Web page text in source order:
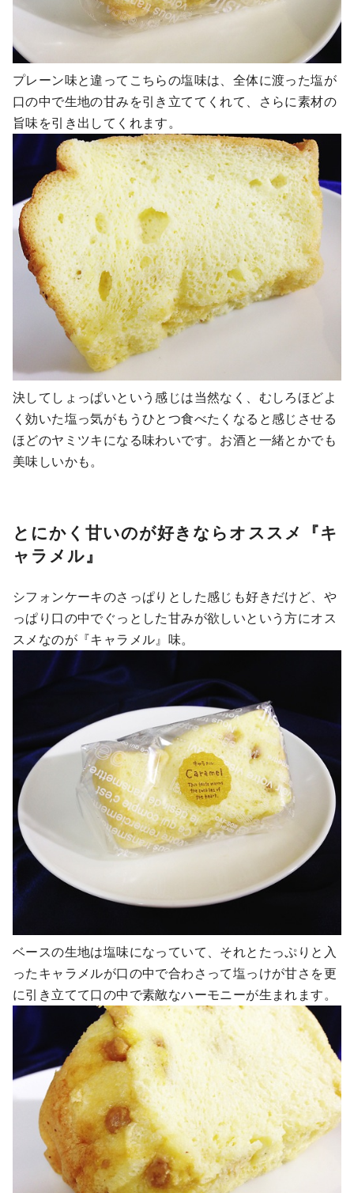
プレーン味と違ってこちらの塩味は、全体に渡った塩が
口の中で生地の甘みを引き立ててくれて、さらに素材の
旨味を引き出してくれます。
決してしょっぱいという感じは当然なく、むしろほどよ
く効いた塩っ気がもうひとつ食べたくなると感じさせる
ほどのヤミツキになる味わいです。お酒と一緒とかでも
美味しいかも。
とにかく甘いのが好きならオススメ『キ
ャラメル』
シフォンケーキのさっぱりとした感じも好きだけど、や
っぱり口の中でぐっとした甘みが欲しいという方にオス
スメなのが『キャラメル』味。
ベースの生地は塩味になっていて、それとたっぷりと入
ったキャラメルが口の中で合わさって塩っけが甘さを更
に引き立てて口の中で素敵なハーモニーが生まれます。